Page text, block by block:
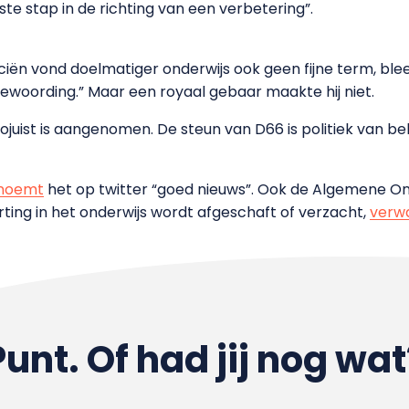
stap in de richting van een verbetering”.
vond doelmatiger onderwijs ook geen fijne term,
Maar een royaal gebaar maakte hij niet.
is aangenomen. De steun van D66 is politiek van
het op twitter “goed nieuws”. Ook de Algemene
in het onderwijs wordt afgeschaft of verzacht,
Of had jij nog